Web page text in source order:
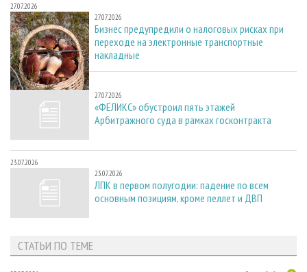
27.07.2026
27.07.2026
Бизнес предупредили о налоговых рисках при
переходе на электронные транспортные
накладные
27.07.2026
27.07.2026
«ФЕЛИКС» обустроил пять этажей
Арбитражного суда в рамках госконтракта
23.07.2026
23.07.2026
ЛПК в первом полугодии: падение по всем
основным позициям, кроме пеллет и ДВП
СТАТЬИ ПО ТЕМЕ